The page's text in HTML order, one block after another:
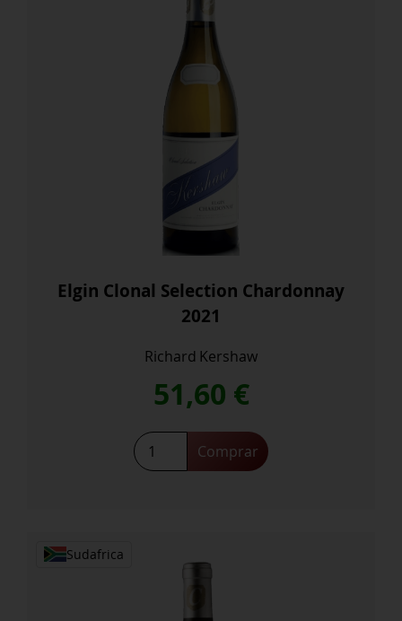
Elgin Clonal Selection Chardonnay
2021
Richard Kershaw
51,60 €
Elgin
Clonal
Comprar
Sudafrica